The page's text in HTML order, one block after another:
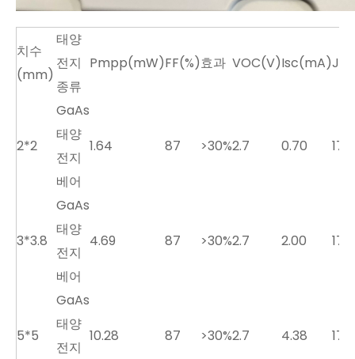
치수
(mm)
태양
전지
종류
Pmpp(mW)FF(%)효과 VOC(V)Isc(mA)
2*2
GaAs
태양
전지
베어
1.64 87 >30%2.7 0.70 17.5
3*3.8
GaAs
태양
전지
베어
4.69 87 >30%2.7 2.00 17.5
5*5
GaAs
태양
전지
10.28 87 >30%2.7 4.38 17.5